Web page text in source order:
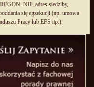
NIP, adres siedziby,
się egzekucji (np. umowa
Pracy lub EFS itp.).